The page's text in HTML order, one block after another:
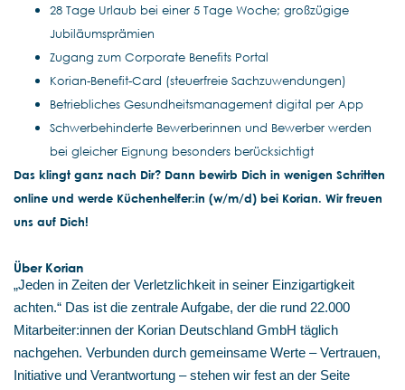
28 Tage Urlaub bei einer 5 Tage Woche; großzügige
Jubiläumsprämien
Zugang zum Corporate Benefits Portal
Korian-Benefit-Card (steuerfreie Sachzuwendungen)
Betriebliches Gesundheitsmanagement digital per App
Schwerbehinderte Bewerberinnen und Bewerber werden
bei gleicher Eignung besonders berücksichtigt
Das klingt ganz nach Dir? Dann bewirb Dich in wenigen Schritten
online und werde Küchenhelfer:in (w/m/d) bei Korian. Wir freuen
uns auf Dich!
Über Korian
„Jeden in Zeiten der Verletzlichkeit in seiner Einzigartigkeit
achten.“ Das ist die zentrale Aufgabe, der die rund 22.000
Mitarbeiter:innen der Korian Deutschland GmbH täglich
nachgehen. Verbunden durch gemeinsame Werte – Vertrauen,
Initiative und Verantwortung – stehen wir fest an der Seite